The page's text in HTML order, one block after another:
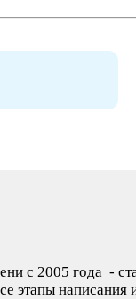
с 2005 года -
этапы написания